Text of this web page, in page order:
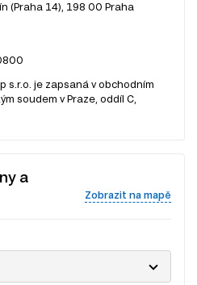
(Praha 14), 198 00 Praha
s.r.o. je zapsaná v obchodním
soudem v Praze, oddíl C,
a
Zobrazit na mapě